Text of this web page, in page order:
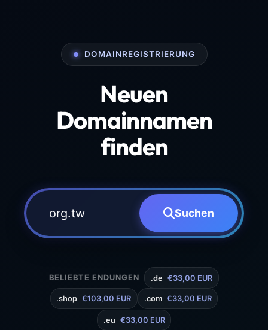
DOMAINREGISTRIERUNG
Neuen
Domainnamen
finden
Suchen
BELIEBTE ENDUNGEN .de €33,00 EUR
.shop €103,00 EUR .com €33,00 EUR
.eu €33,00 EUR